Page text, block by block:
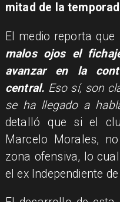
mitad de la
El medio reporta que
malos ojos el
avanzar en la
central. Eso sí, son
se ha llegado a
detalló que si el
Marcelo Morales,
zona ofensiva, lo
el ex Independiente